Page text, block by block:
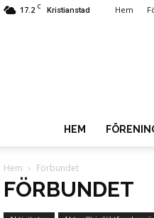
17.2 C Kristianstad Hem
HEM
Hem Förbundet
FÖRBUNDET